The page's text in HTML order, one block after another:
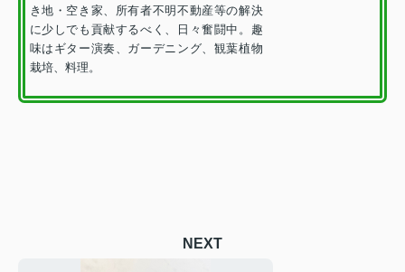
き地・空き家、所有者不明不動産等の解決
に少しでも貢献するべく、日々奮闘中。趣
味はギター演奏、ガーデニング、観葉植物
栽培、料理。
NEXT